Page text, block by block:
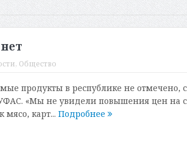
, Общество
продукты в республике не отмечено,
«Мы не увидели повышения цен на
карт... Подробнее